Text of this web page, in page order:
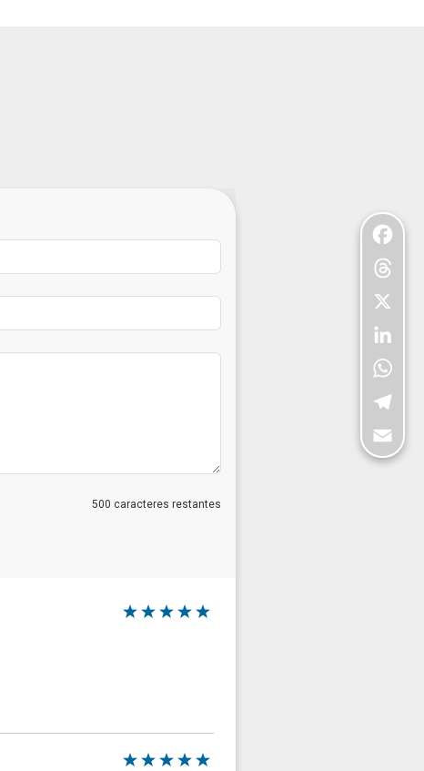
500 caracteres restantes
LinkedIn
Email